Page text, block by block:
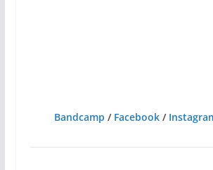
Bandcamp / Facebook/